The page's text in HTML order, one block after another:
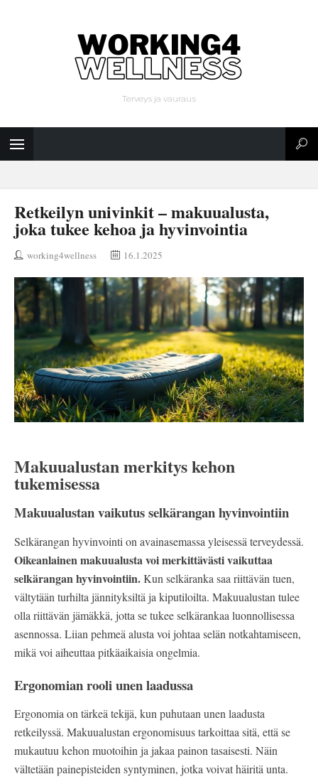
Terveys ja vauraus
Retkeilyn univinkit – makuualusta,
joka tukee kehoa ja hyvinvointia
working4wellness 16.1.2025
Makuualustan merkitys kehon
tukemisessa
Makuualustan vaikutus selkärangan hyvinvointiin
Selkärangan hyvinvointi on avainasemassa yleisessä terveydessä.
Oikeanlainen makuualusta voi merkittävästi vaikuttaa
selkärangan hyvinvointiin.Kun selkäranka saa riittävän tuen,
vältytään turhilta jännityksiltä ja kiputiloilta. Makuualustan tulee
olla riittävän jämäkkä, jotta se tukee selkärankaa luonnollisessa
asennossa. Liian pehmeä alusta voi johtaa selän notkahtamiseen,
mikä voi aiheuttaa pitkäaikaisia ongelmia.
Ergonomian rooli unen laadussa
Ergonomia on tärkeä tekijä, kun puhutaan unen laadusta
retkeilyssä. Makuualustan ergonomisuus tarkoittaa sitä, että se
mukautuu kehon muotoihin ja jakaa painon tasaisesti. Näin
vältetään painepisteiden syntyminen, jotka voivat häiritä unta.